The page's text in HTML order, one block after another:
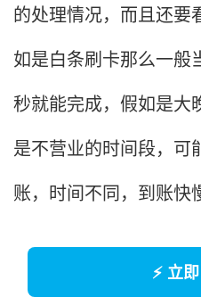
的处理情况，而且还要
如是白条刷卡那么一般
秒就能完成，假如是大
是不营业的时间段，可
账，时间不同，到账快
⚡ 立